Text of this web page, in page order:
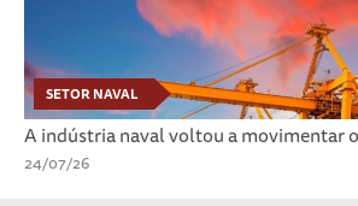
SETOR NAVAL
A indústria naval voltou a movimentar
24/07/26